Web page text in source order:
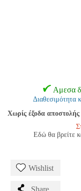
Αμεσα
Διαθεσιμότητα
Χωρίς έξοδα
Εδώ θα βρείτε
Wishlist
Share